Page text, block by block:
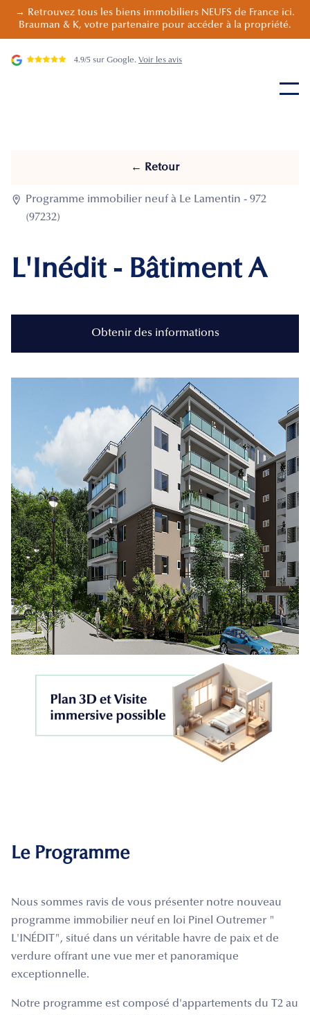
→ Retrouvez tous les biens immobiliers NEUFS de France ici.
Brauman & K, votre partenaire pour accéder à la propriété.
4.9/5 sur Google. Voir les avis
← Retour

Programme immobilier neuf à Le Lamentin - 972
(97232)
L'Inédit - Bâtiment A
Obtenir des informations
Le Programme
Nous sommes ravis de vous présenter notre nouveau
programme immobilier neuf en loi Pinel Outremer "
L'INÉDIT", situé dans un véritable havre de paix et de
verdure offrant une vue mer et panoramique
exceptionnelle.
Notre programme est composé d'appartements du T2 au